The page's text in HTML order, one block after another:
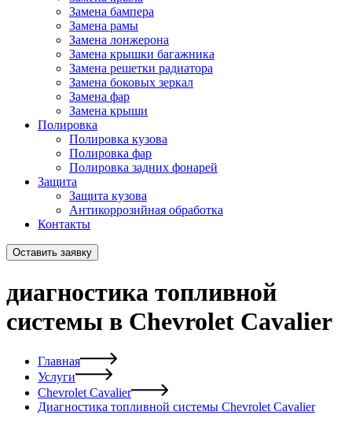
Замена бампера
Замена рамы
Замена лонжерона
Замена крышки багажника
Замена решетки радиатора
Замена боковых зеркал
Замена фар
Замена крыши
Полировка
Полировка кузова
Полировка фар
Полировка задних фонарей
Защита
Защита кузова
Антикоррозийная обработка
Контакты
Оставить заявку
диагностика топливной
системы в Chevrolet Cavalier
Главная
Услуги
Chevrolet Cavalier
Диагностика топливной системы Chevrolet Cavalier